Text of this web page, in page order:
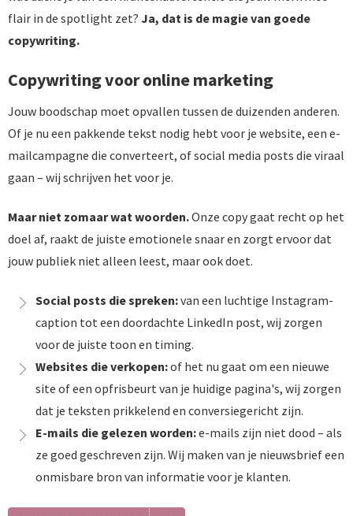
flair in de spotlight zet? Ja, dat is de magie van goede
copywriting.
Copywriting voor online marketing
Jouw boodschap moet opvallen tussen de duizenden anderen.
Of je nu een pakkende tekst nodig hebt voor je website, een e-
mailcampagne die converteert, of social media posts die viraal
gaan – wij schrijven het voor je.
Maar niet zomaar wat woorden.Onze copy gaat recht op het
doel af, raakt de juiste emotionele snaar en zorgt ervoor dat
jouw publiek niet alleen leest, maar ook doet.
Social posts die spreken:van een luchtige Instagram-
caption tot een doordachte LinkedIn post, wij zorgen
voor de juiste toon en timing.
Websites die verkopen:of het nu gaat om een nieuwe
site of een opfrisbeurt van je huidige pagina's, wij zorgen
dat je teksten prikkelend en conversiegericht zijn.
E-mails die gelezen worden:e-mails zijn niet dood – als
ze goed geschreven zijn. Wij maken van je nieuwsbrief een
onmisbare bron van informatie voor je klanten.